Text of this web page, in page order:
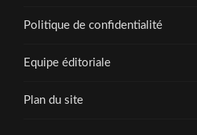
Politique de confidentialité
Equipe éditoriale
Plan du site